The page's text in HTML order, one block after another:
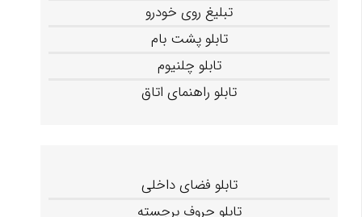
تبلیغ روی خودرو
تابلو پشت بام
تابلو چلنیوم
تابلو راهنمای اتاق
تابلو فضای داخلی
تابلو حروف برجسته